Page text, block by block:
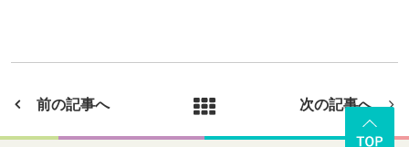
前の記事へ 次の記事へ